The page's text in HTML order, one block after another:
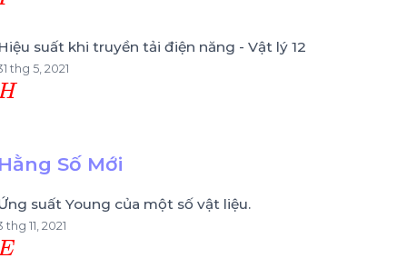
suất khi truyền tải điện năng - Vật lý 12
thg 5, 2021
Số Mới
suất Young của một số vật liệu.
thg 11, 2021